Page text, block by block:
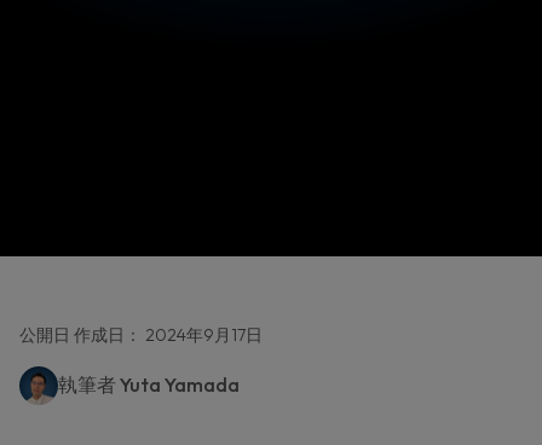
公開日 作成日： 2024年9月17日
執筆者 Yuta Yamada